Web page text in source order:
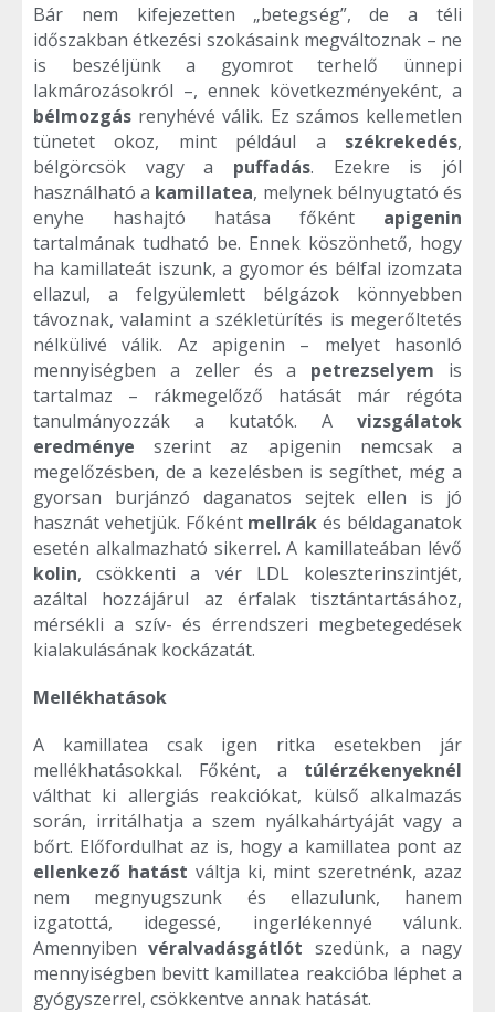
Bár nem kifejezetten „betegség”, de a téli
időszakban étkezési szokásaink megváltoznak – ne
is beszéljünk a gyomrot terhelő ünnepi
lakmározásokról –, ennek következményeként, a
bélmozgás renyhévé válik. Ez számos kellemetlen
tünetet okoz, mint például a székrekedés,
bélgörcsök vagy a puffadás. Ezekre is jól
használható a kamillatea, melynek bélnyugtató és
enyhe hashajtó hatása főként apigenin
tartalmának tudható be. Ennek köszönhető, hogy
ha kamillateát iszunk, a gyomor és bélfal izomzata
ellazul, a felgyülemlett bélgázok könnyebben
távoznak, valamint a székletürítés is megerőltetés
nélkülivé válik. Az apigenin – melyet hasonló
mennyiségben a zeller és a petrezselyem is
tartalmaz – rákmegelőző hatását már régóta
tanulmányozzák a kutatók. A vizsgálatok
eredménye szerint az apigenin nemcsak a
megelőzésben, de a kezelésben is segíthet, még a
gyorsan burjánzó daganatos sejtek ellen is jó
hasznát vehetjük. Főként mellrák és béldaganatok
esetén alkalmazható sikerrel. A kamillateában lévő
kolin, csökkenti a vér LDL koleszterinszintjét,
azáltal hozzájárul az érfalak tisztántartásához,
mérsékli a szív- és érrendszeri megbetegedések
kialakulásának kockázatát.
Mellékhatások
A kamillatea csak igen ritka esetekben jár
mellékhatásokkal. Főként, a túlérzékenyeknél
válthat ki allergiás reakciókat, külső alkalmazás
során, irritálhatja a szem nyálkahártyáját vagy a
bőrt. Előfordulhat az is, hogy a kamillatea pont az
ellenkező hatást váltja ki, mint szeretnénk, azaz
nem megnyugszunk és ellazulunk, hanem
izgatottá, idegessé, ingerlékennyé válunk.
Amennyibenvéralvadásgátlót szedünk, a nagy
mennyiségben bevitt kamillatea reakcióba léphet a
gyógyszerrel, csökkentve annak hatását.